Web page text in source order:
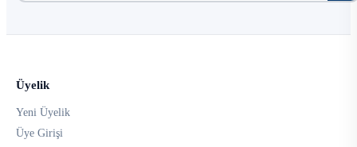
Üyelik
Yeni Üyelik
Üye Girişi